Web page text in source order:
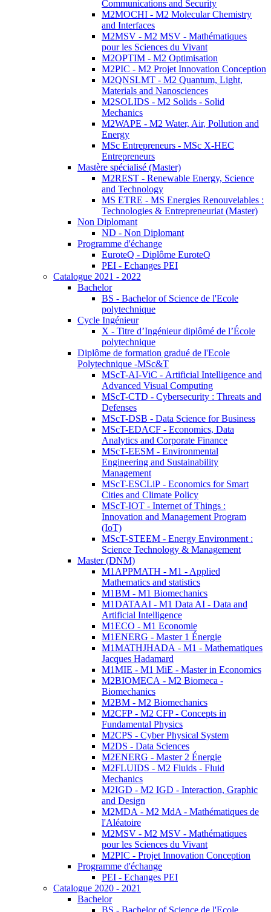
Communications and Security
M2MOCHI - M2 Molecular Chemistry
and Interfaces
M2MSV - M2 MSV - Mathématiques
pour les Sciences du Vivant
M2OPTIM - M2 Optimisation
M2PIC - M2 Projet Innovation Conception
M2QNSLMT - M2 Quantum, Light,
Materials and Nanosciences
M2SOLIDS - M2 Solids - Solid
Mechanics
M2WAPE - M2 Water, Air, Pollution and
Energy
MSc Entrepreneurs - MSc X-HEC
Entrepreneurs
Mastère spécialisé (Master)
M2REST - Renewable Energy, Science
and Technology
MS ETRE - MS Energies Renouvelables :
Technologies & Entrepreneuriat (Master)
Non Diplomant
ND - Non Diplomant
Programme d'échange
EuroteQ - Diplôme EuroteQ
PEI - Echanges PEI
Catalogue 2021 - 2022
Bachelor
BS - Bachelor of Science de l'Ecole
polytechnique
Cycle Ingénieur
X - Titre d’Ingénieur diplômé de l’École
polytechnique
Diplôme de formation gradué de l'Ecole
Polytechnique -MSc&T
MScT-AI-ViC - Artificial Intelligence and
Advanced Visual Computing
MScT-CTD - Cybersecurity : Threats and
Defenses
MScT-DSB - Data Science for Business
MScT-EDACF - Economics, Data
Analytics and Corporate Finance
MScT-EESM - Environmental
Engineering and Sustainability
Management
MScT-ESCLiP - Economics for Smart
Cities and Climate Policy
MScT-IOT - Internet of Things :
Innovation and Management Program
(IoT)
MScT-STEEM - Energy Environment :
Science Technology & Management
Master (DNM)
M1APPMATH - M1 - Applied
Mathematics and statistics
M1BM - M1 Biomechanics
M1DATAAI - M1 Data AI - Data and
Artificial Intelligence
M1ECO - M1 Economie
M1ENERG - Master 1 Énergie
M1MATHJHADA - M1 - Mathematiques
Jacques Hadamard
M1MIE - M1 MiE - Master in Economics
M2BIOMECA - M2 Biomeca -
Biomechanics
M2BM - M2 Biomechanics
M2CFP - M2 CFP - Concepts in
Fundamental Physics
M2CPS - Cyber Physical System
M2DS - Data Sciences
M2ENERG - Master 2 Énergie
M2FLUIDS - M2 Fluids - Fluid
Mechanics
M2IGD - M2 IGD - Interaction, Graphic
and Design
M2MDA - M2 MdA - Mathématiques de
l'Aléatoire
M2MSV - M2 MSV - Mathématiques
pour les Sciences du Vivant
M2PIC - Projet Innovation Conception
Programme d'échange
PEI - Echanges PEI
Catalogue 2020 - 2021
Bachelor
BS - Bachelor of Science de l'Ecole